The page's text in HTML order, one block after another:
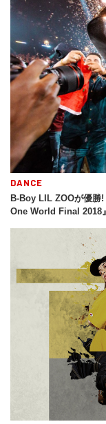
DANCE
B-Boy LIL ZOOが優勝! B-Girl AMIが初代女王に輝く!『Red Bull BC
One World Final 2018』